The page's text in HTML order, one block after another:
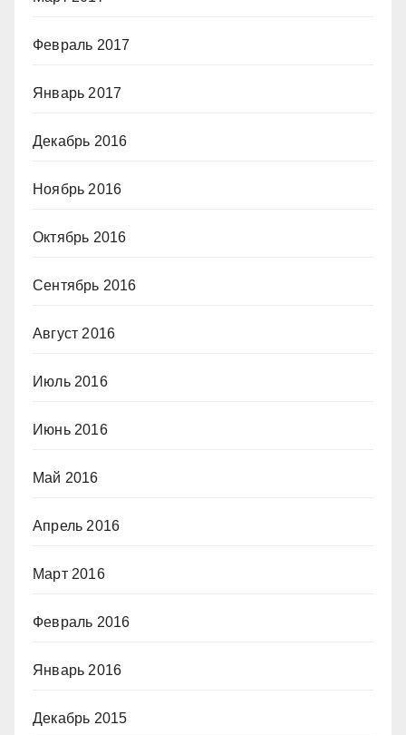
Февраль 2017
Январь 2017
Декабрь 2016
Ноябрь 2016
Октябрь 2016
Сентябрь 2016
Август 2016
Июль 2016
Июнь 2016
Май 2016
Апрель 2016
Март 2016
Февраль 2016
Январь 2016
Декабрь 2015